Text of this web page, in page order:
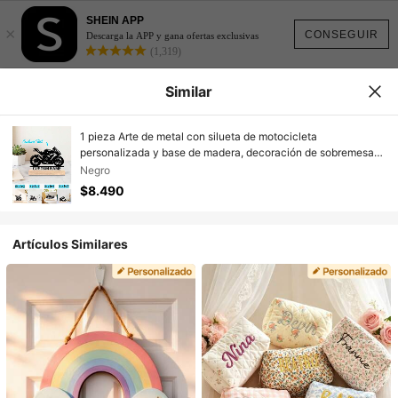
CONSEGUIR
×
SHEIN APP
Descarga la APP y gana ofertas exclusivas
(1,319)
Similar
1 pieza Arte de metal con silueta de motocicleta
personalizada y base de madera, decoración de sobremesa
única, regalo personalizado perfecto para hombres - ideal
para decoración del hogar, oficina, cafetería - ideal para San
Valentín, Navidad, Año Nuevo, Acción de Gracias,
único, impresión gráfica
Negro
$8.490
Artículos Similares